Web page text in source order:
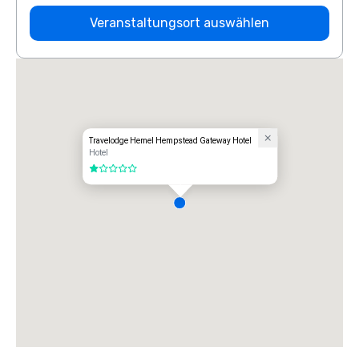
Veranstaltungsort auswählen
Travelodge Hemel Hempstead Gateway Hotel
Hotel
1 von 5